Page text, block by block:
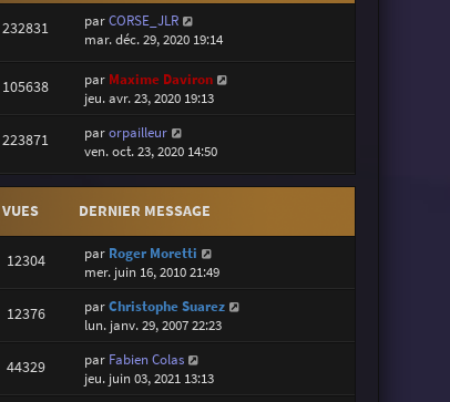
232831 parCORSE_JLR
mar. déc. 29, 2020 19:14
105638 par Maxime Daviron
jeu. avr. 23, 2020 19:13
223871 parorpailleur
ven. oct. 23, 2020 14:50
VUES DERNIER MESSAGE
12304 par Roger Moretti
mer. juin 16, 2010 21:49
12376 parChristophe Suarez
lun. janv. 29, 2007 22:23
44329 par Fabien Colas
jeu. juin 03, 2021 13:13